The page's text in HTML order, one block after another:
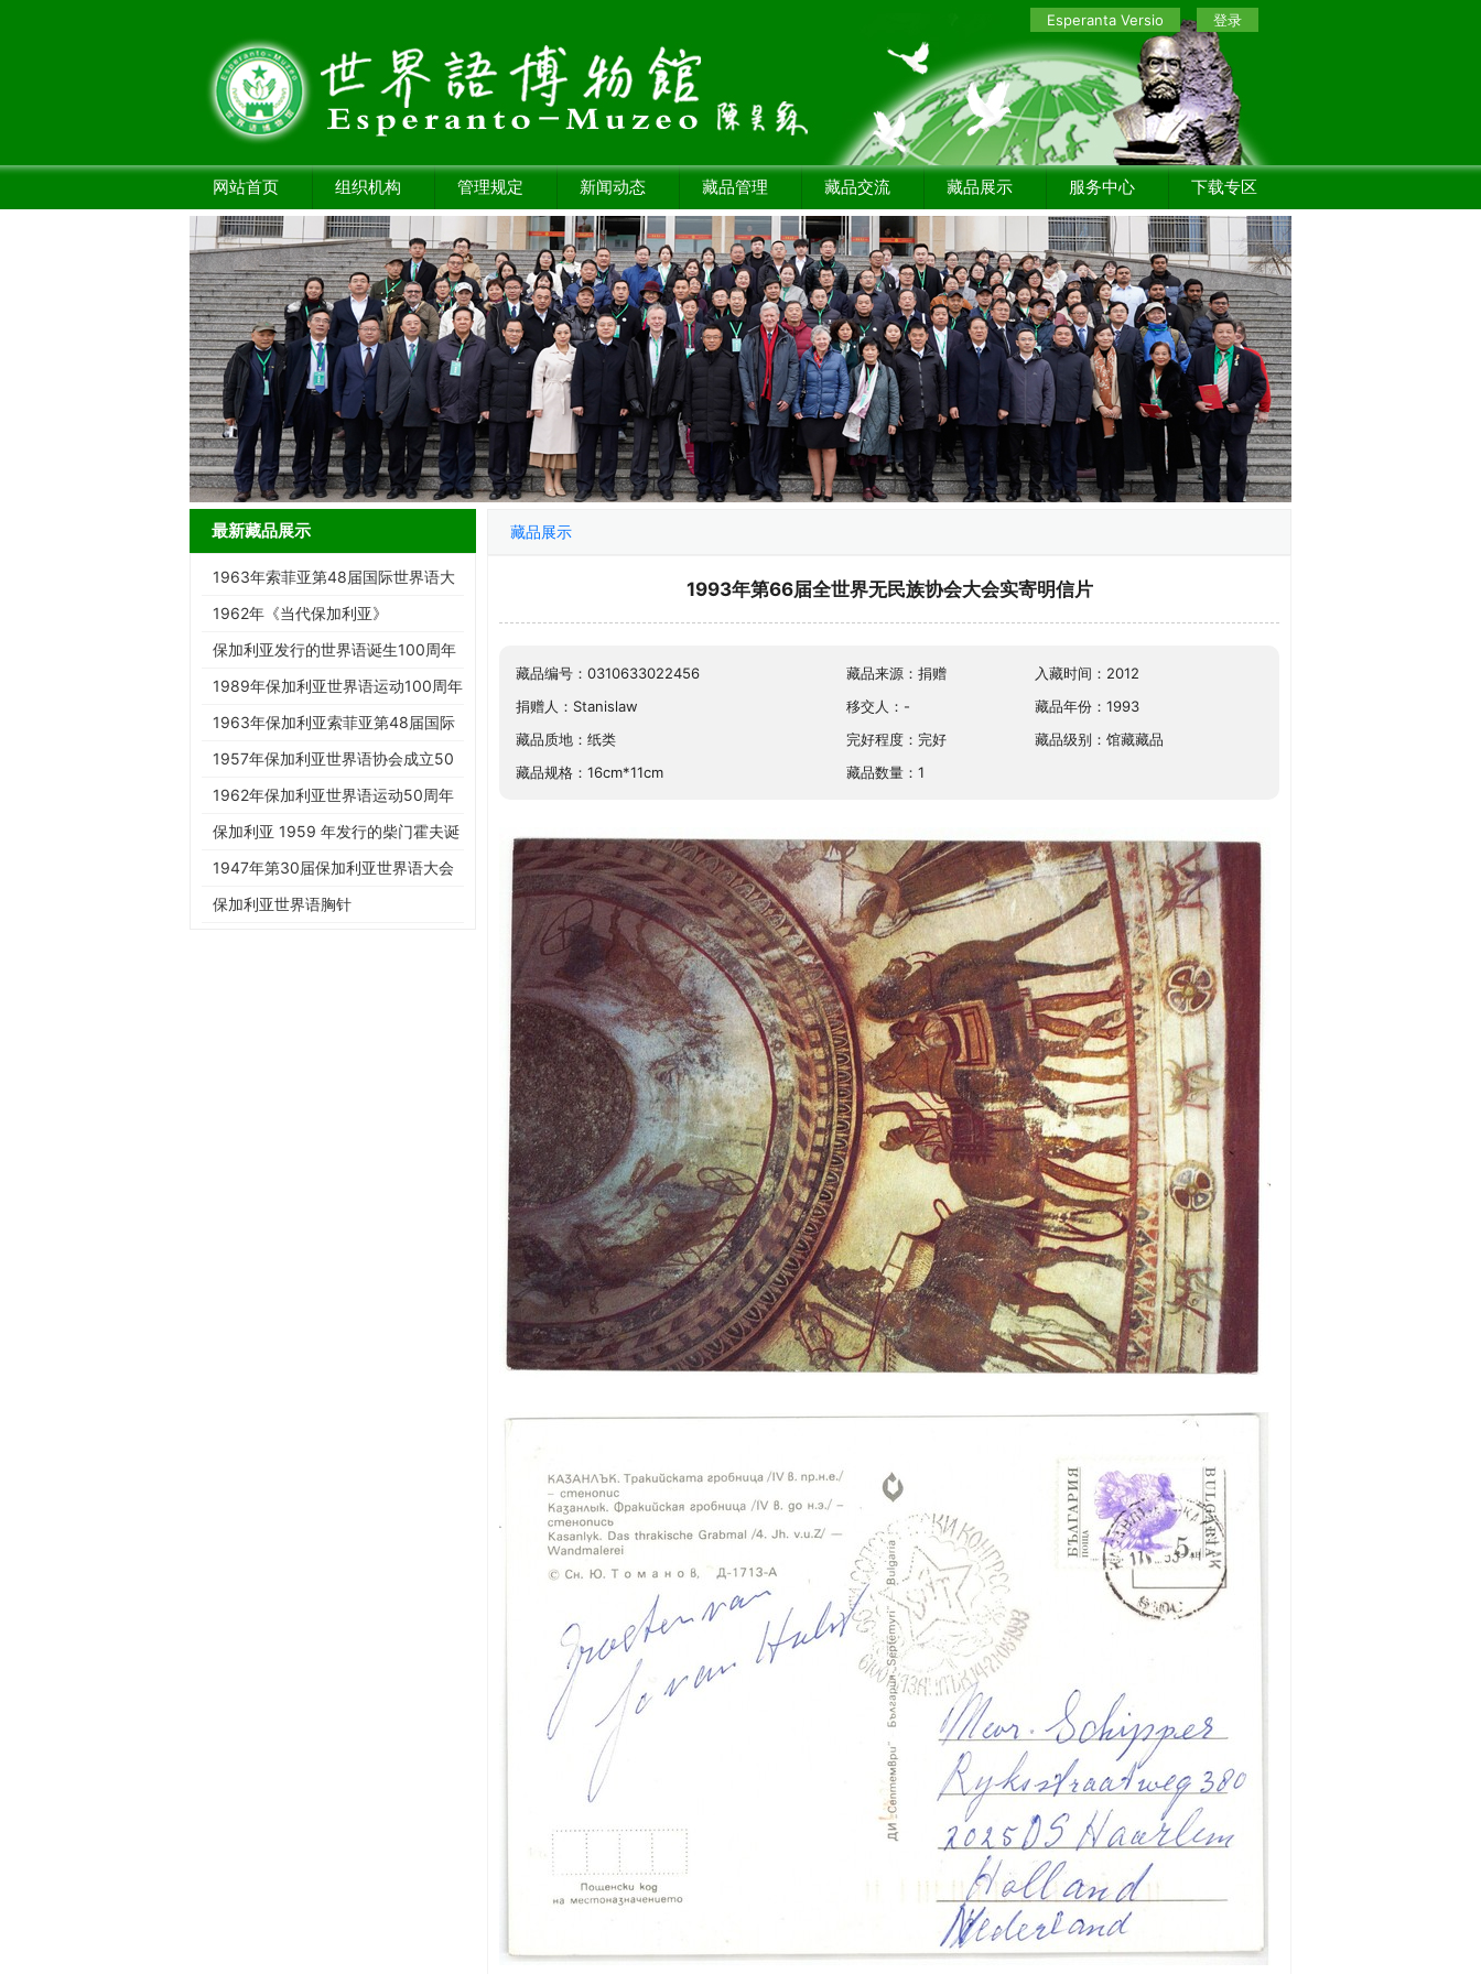
Esperanta Versio 登录
网站首页 组织机构 管理规定 新闻动态 藏品管理 藏品交流 藏品展示 服务中心 下载专区
最新藏品展示
1963年索菲亚第48届国际世界语大
会邮戳实寄封（19-a Kongreso…
1962年《当代保加利亚》
保加利亚发行的世界语诞生100周年
纪念邮票
1989年保加利亚世界语运动100周年
纪念邮票
1963年保加利亚索菲亚第48届国际
世界语大会纪念邮票
1957年保加利亚世界语协会成立50
周年纪念邮票
1962年保加利亚世界语运动50周年
加字纪念邮票
保加利亚 1959 年发行的柴门霍夫诞
辰百年纪念邮票
1947年第30届保加利亚世界语大会
纪念邮票（四方连）
保加利亚世界语胸针
藏品展示
1993年第66届全世界无民族协会大会实寄明信片
藏品编号：0310633022456 藏品来源：捐赠
入藏时间：2012
捐赠人：Stanislaw
移交人：-
藏品年份：1993
藏品质地：纸类
完好程度：完好
藏品级别：馆藏藏品
藏品规格：16cm*11cm
藏品数量：1